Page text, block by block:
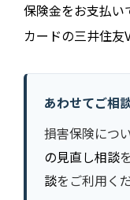
保険金をお支払い
カードの三井住
あわせてご相
損害保険につ
の見直し相談
談をご利用く